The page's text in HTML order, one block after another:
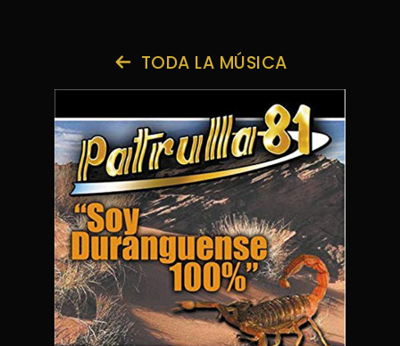
TODA LA MÚSICA